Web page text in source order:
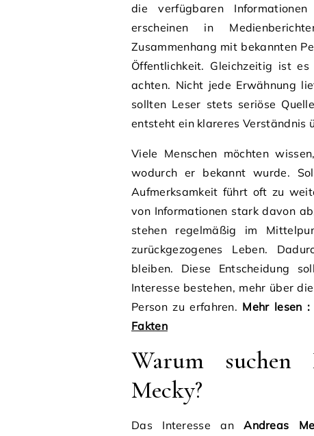
die verfügbaren
erscheinen in
Zusammenhang mit bekannten
Öffentlichkeit. Gleichzeitig ist
achten. Nicht jede Erwähnung
sollten Leser stets seriöse
entsteht ein klareres Verständnis
Viele Menschen möchten
wodurch er bekannt wurde.
Aufmerksamkeit führt oft zu
von Informationen stark davon
stehen regelmäßig im
zurückgezogenes Leben.
bleiben. Diese Entscheidung
Interesse bestehen, mehr über
Person zu erfahren. Mehr lesen :
Fakten
Warum suchen
Mecky?
Das Interesse anAndreas